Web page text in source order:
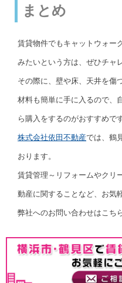
まとめ
賃貸物件でもキャットウォー
みたいという方は、ぜひチャ
その際に、壁や床、天井を傷
材料も簡単に手に入るので、
ら購入をするのがおすすめです
株式会社依田不動産では、鶴
おります。
賃貸管理～リフォームやクリ
動産に関することなど、お気
弊社へのお問い合わせはこち